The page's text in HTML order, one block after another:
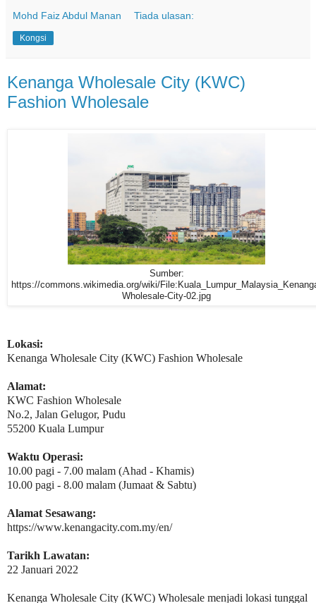
Mohd Faiz Abdul Manan Tiada ulasan:
Kongsi
Kenanga Wholesale City (KWC)
Fashion Wholesale
Sumber:
https://commons.wikimedia.org/wiki/
Wholesale-City-02.jpg
Lokasi:
Kenanga Wholesale City (KWC) Fashion Wholesale
Alamat:
KWC Fashion Wholesale
No.2, Jalan Gelugor, Pudu
55200 Kuala Lumpur
Waktu Operasi:
10.00 pagi - 7.00 malam (Ahad - Khamis)
10.00 pagi - 8.00 malam (Jumaat & Sabtu)
Alamat Sesawang:
https://www.kenangacity.com.my/en/
Tarikh Lawatan:
22 Januari 2022
Kenanga Wholesale City (KWC) Wholesale menjadi lokasi tunggal